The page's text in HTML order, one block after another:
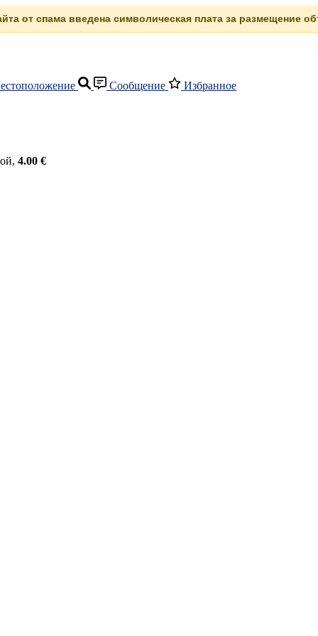
от спама введена символическая плата за размещение
Сообщение Избранное
4.00 €